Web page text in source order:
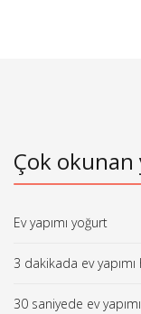
Çok okunan
Ev yapımı yoğurt
3 dakikada ev
30 saniyede ev